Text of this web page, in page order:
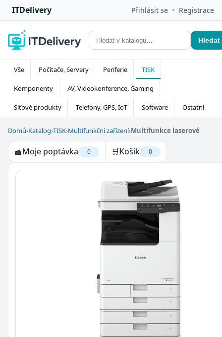
ITDelivery Přihlásit se • Registrace
Hledat
Vše Počítače, Servery Periferie TISK
Komponenty AV, Videokonference, Gaming
Síťové produkty Telefony, GPS, IoT Software Ostatní
Domů›Katalog›TISK›Multifunkční zařízení›Multifunkce laserové
🧺Moje poptávka 0 🛒Košík 0